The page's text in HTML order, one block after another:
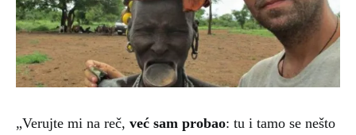
„Verujte mi na reč, već sam probao: tu i tamo se nešto